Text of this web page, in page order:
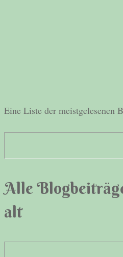
Eine Liste der meistgelesenen
Alle
alt